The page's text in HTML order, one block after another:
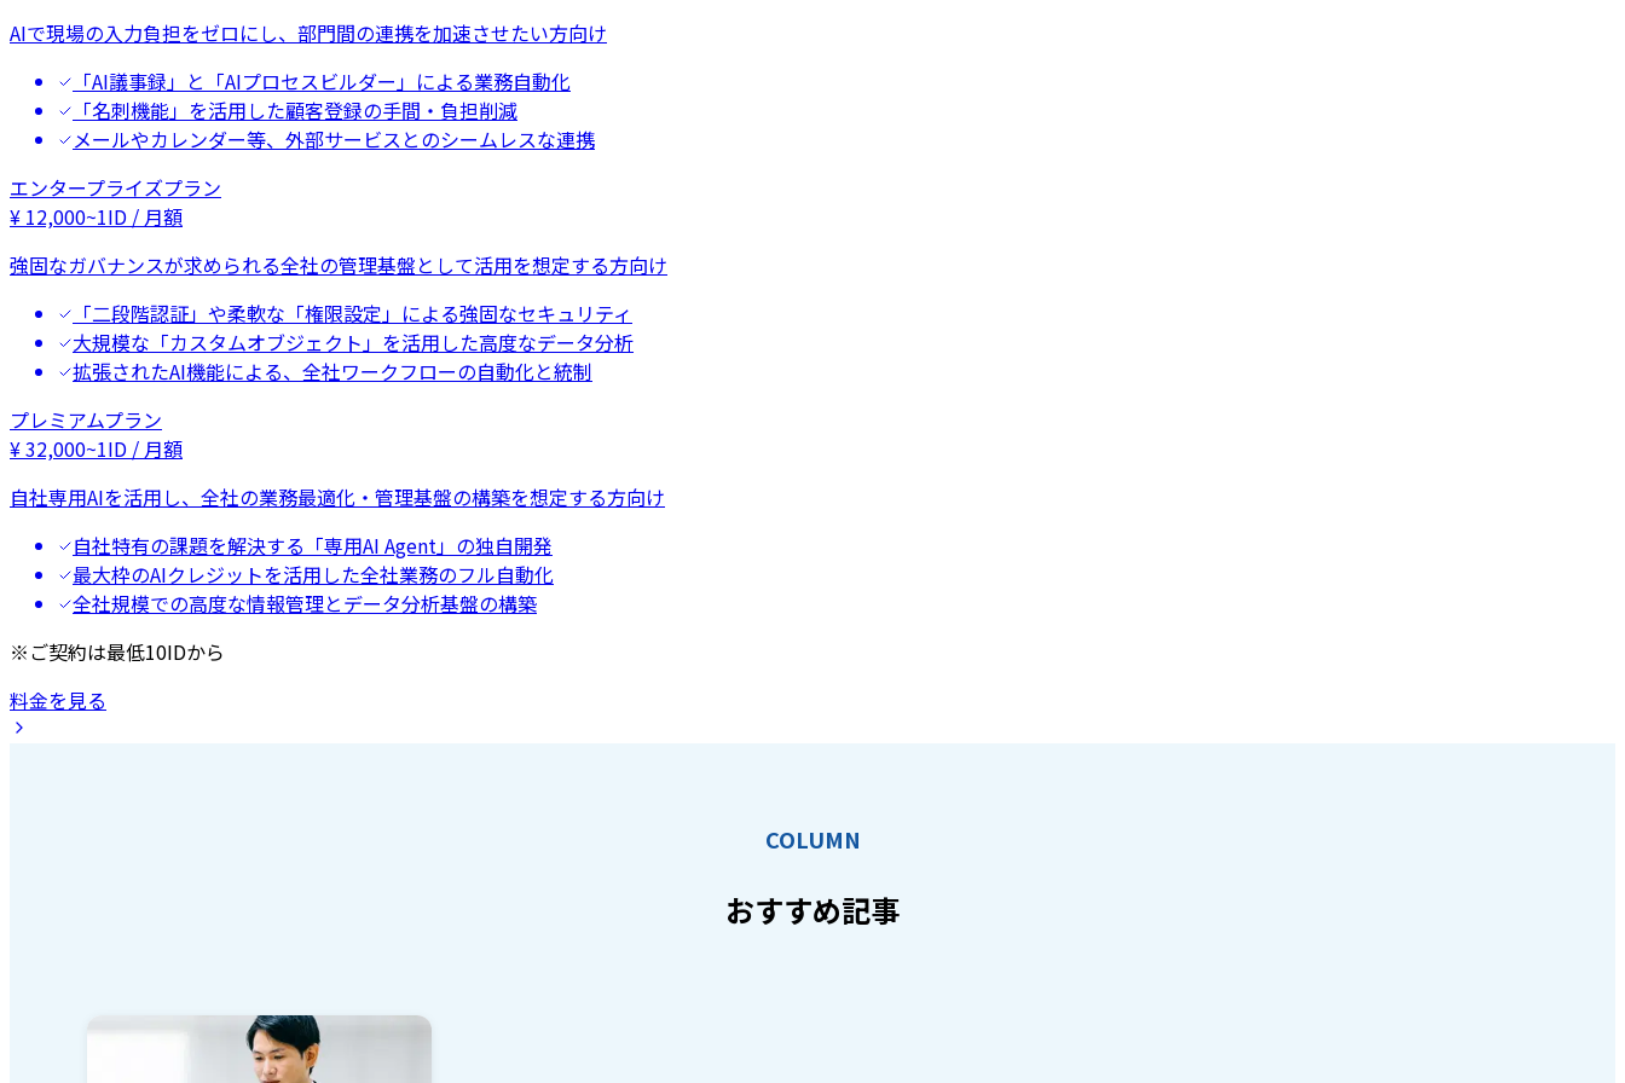
AIで現場の入力負担をゼロにし、部門間の連携を加速させたい方向け
「AI議事録」と「AIプロセスビルダー」による業務自動化
「名刺機能」を活用した顧客登録の手間・負担削減
メールやカレンダー等、外部サービスとのシームレスな連携
エンタープライズプラン
¥ 12,000~1ID / 月額
強固なガバナンスが求められる全社の管理基盤として活用を想定する方向け
「二段階認証」や柔軟な「権限設定」による強固なセキュリティ
大規模な「カスタムオブジェクト」を活用した高度なデータ分析
拡張されたAI機能による、全社ワークフローの自動化と統制
プレミアムプラン
¥32,000~1ID / 月額
自社専用AIを活用し、全社の業務最適化・管理基盤の構築を想定する方向け
自社特有の課題を解決する「専用AI Agent」の独自開発
最大枠のAIクレジットを活用した全社業務のフル自動化
全社規模での高度な情報管理とデータ分析基盤の構築
※ご契約は最低10IDから
料金を見る
COLUMN
おすすめ記事